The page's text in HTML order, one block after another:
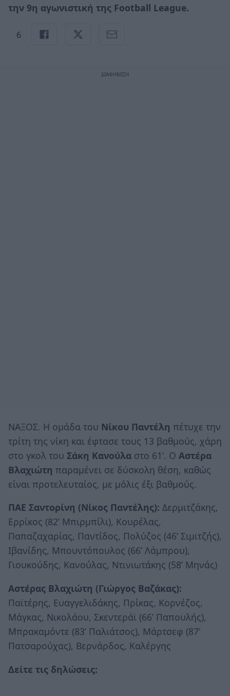
την 9η αγωνιστική της Football League.
6
ΝΑΞΟΣ. Η ομάδα του Νίκου Παντέλη πέτυχε την
τρίτη της νίκη και έφτασε τους 13 βαθμούς, χάρη
στο γκολ του Σάκη Κανούλα στο 61’. Ο Αστέρα
Βλαχιώτη παραμένει σε δύσκολη θέση, καθώς
είναι προτελευταίος, με μόλις έξι βαθμούς.
ΠΑΕ Σαντορίνη (Νίκος Παντέλης): Δερμιτζάκης,
Ερρίκος (82’ Μπιρμπίλι), Κουρέλας,
Παπαζαχαρίας, Παντίδος, Πολύζος (46’ Σιμιτζής),
Ιβανίδης, Μπουντόπουλος (66’ Λάμπρου),
Γιουκούδης, Κανούλας, Ντινιωτάκης (58’ Μηνάς)
Αστέρας Βλαχιώτη (Γιώργος Βαζάκας):
Παϊτέρης, Ευαγγελιδάκης, Πρίκας, Κορνέζος,
Μάγκας, Νικολάου, Σκεντεράϊ (66’ Παπουλής),
Μπρακαμόντε (83’ Παλιάτσος), Μάρτσεφ (87’
Πατσαρούχας), Βερνάρδος, Καλέργης
Δείτε τις δηλώσεις: